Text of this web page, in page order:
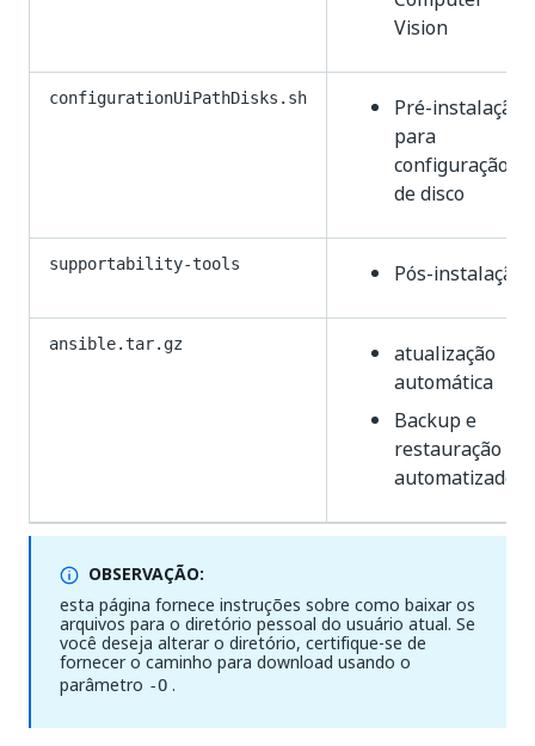
Vision
configurationUiPathDisks.sh
Pré-instalação
para
configuração
de disco
supportability-tools Pós-instalação
ansible.tar.gz
atualização
automática
Backup e
restauração
automatizados
OBSERVAÇÃO:
esta página fornece instruções sobre como baixar os
arquivos para o diretório pessoal do usuário atual. Se
você deseja alterar o diretório, certifique-se de
fornecer o caminho para download usando o
parâmetro -O .